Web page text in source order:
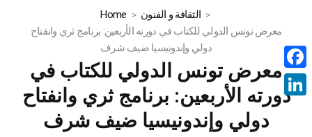
Home
الثقافة و الفنون
معرض تونس الدولي للكتاب في دورته الأربعين: برنامج ثري وانفتاح
دولي وإندونيسيا ضيف شرف
معرض تونس الدولي للكتاب في
دورته الأربعين: برنامج ثري وانفتاح
دولي وإندونيسيا ضيف شرف